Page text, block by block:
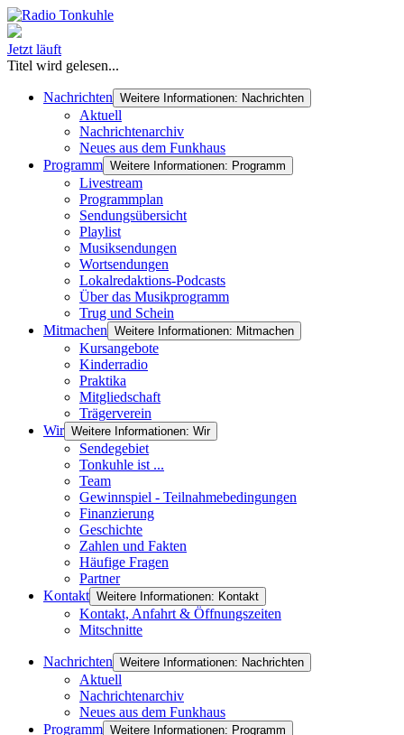
Jetzt läuft
Titel wird gelesen...
Nachrichten Weitere Informationen: Nachrichten
Aktuell
Nachrichtenarchiv
Neues aus dem Funkhaus
Programm Weitere Informationen: Programm
Livestream
Programmplan
Sendungsübersicht
Playlist
Musiksendungen
Wortsendungen
Lokalredaktions-Podcasts
Über das Musikprogramm
Trug und Schein
Mitmachen Weitere Informationen: Mitmachen
Kursangebote
Kinderradio
Praktika
Mitgliedschaft
Trägerverein
Wir Weitere Informationen: Wir
Sendegebiet
Tonkuhle ist ...
Team
Gewinnspiel - Teilnahmebedingungen
Finanzierung
Geschichte
Zahlen und Fakten
Häufige Fragen
Partner
Kontakt Weitere Informationen: Kontakt
Kontakt, Anfahrt & Öffnungszeiten
Mitschnitte
Nachrichten Weitere Informationen: Nachrichten
Aktuell
Nachrichtenarchiv
Neues aus dem Funkhaus
Programm Weitere Informationen: Programm